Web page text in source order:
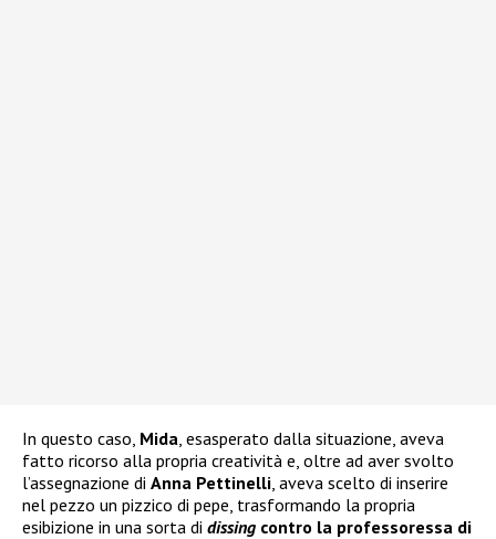
In questo caso, Mida , esasperato dalla situazione, aveva
fatto ricorso alla propria creatività e, oltre ad aver svolto
l’assegnazione di Anna Pettinelli , aveva scelto di inserire
nel pezzo un pizzico di pepe, trasformando la propria
esibizione in una sorta di dissing contro la professoressa di